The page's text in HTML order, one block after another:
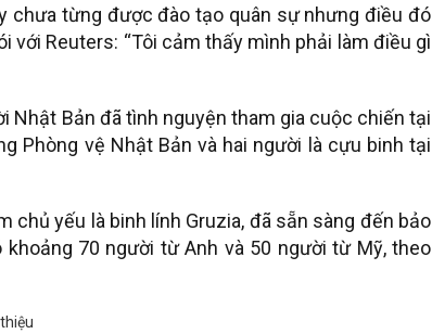
chưa từng được đào tạo quân sự nhưng điều đó
với Reuters: “Tôi cảm thấy mình phải làm điều gì
Nhật Bản đã tình nguyện tham gia cuộc chiến tại
Phòng vệ Nhật Bản và hai người là cựu binh tại
chủ yếu là binh lính Gruzia, đã sẵn sàng đến bảo
70 người từ Anh và 50 người từ Mỹ, theo